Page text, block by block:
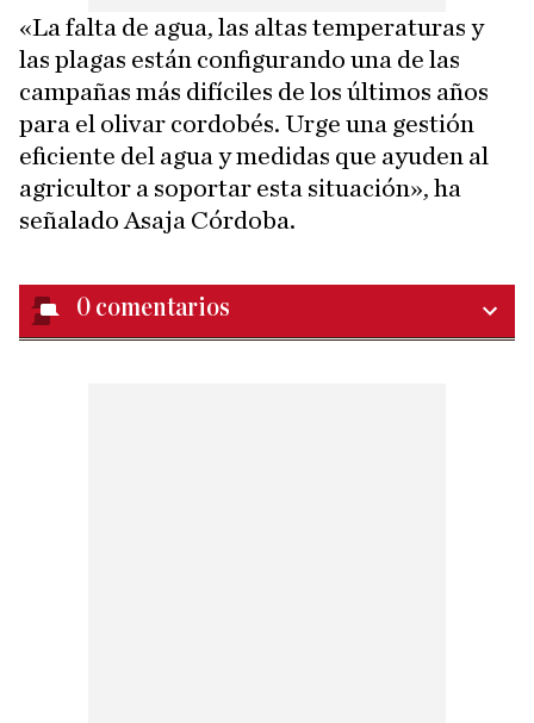
«La falta de agua, las altas temperaturas y
las plagas están configurando una de las
campañas más difíciles de los últimos años
para el olivar cordobés. Urge una gestión
eficiente del agua y medidas que ayuden al
agricultor a soportar esta situación», ha
señalado Asaja Córdoba.
0 comentarios